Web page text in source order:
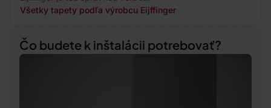
Všetky tapety podľa výrobcu Eijffinger
Čo budete k inštalácii potrebovať?